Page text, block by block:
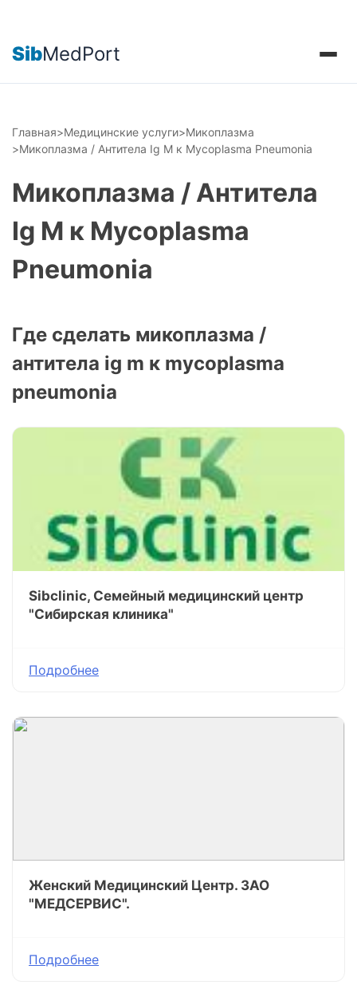
SibMedPort
Главная>Медицинские услуги>Микоплазма
>Микоплазма / Антитела Ig M к Mycoplasma Pneumonia
Микоплазма / Антитела
Ig M к Mycoplasma
Pneumonia
Где сделать микоплазма /
антитела ig m к mycoplasma
pneumonia
Sibclinic, Семейный медицинский центр
"Сибирская клиника"
Подробнее
Женский Медицинский Центр. ЗАО
"МЕДСЕРВИС".
Подробнее